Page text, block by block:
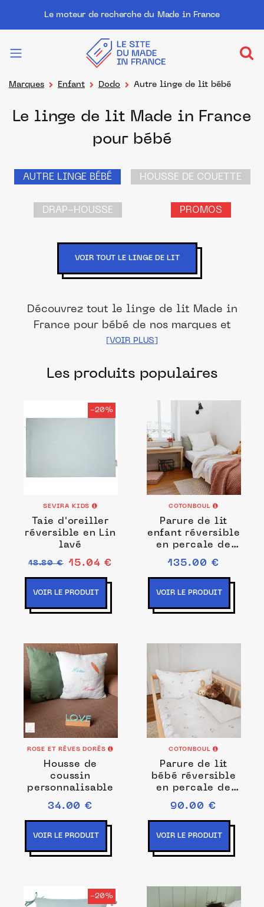
Le moteur de recherche du Made in France
Marques Enfant Dodo Autre linge de lit bébé
Le linge de lit Made in France
pour bébé
AUTRE LINGE BÉBÉ HOUSSE DE COUETTE
DRAP-HOUSSE PROMOS
VOIR TOUT LE LINGE DE LIT
Découvrez tout le linge de lit Made in
France pour bébé de nos marques et
distributeurs partenaires. Des produits
manufactures français pour chacune de
Les produits populaires
-20%
SEVIRA KIDS
Taie d'oreiller
réversible en Lin
lavé
18.80 € 15.04 €
VOIR LE PRODUIT
COTONBOUL
Parure de lit
enfant réversible
en percale de
coton
135.00 €
VOIR LE PRODUIT
ROSE ET RÊVES DORÉS
Housse de
coussin
personnalisable
34.00 €
VOIR LE PRODUIT
COTONBOUL
Parure de lit
bébé réversible
en percale de
coton
90.00 €
VOIR LE PRODUIT
-20%